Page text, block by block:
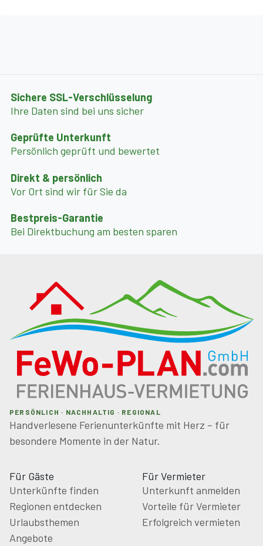
Sichere SSL-Verschlüsselung
Ihre Daten sind bei uns sicher
Geprüfte Unterkunft
Persönlich geprüft und bewertet
Direkt & persönlich
Vor Ort sind wir für Sie da
Bestpreis-Garantie
Bei Direktbuchung am besten sparen
PERSÖNLICH · NACHHALTIG · REGIONAL
Handverlesene Ferienunterkünfte mit Herz – für
besondere Momente in der Natur.
Für Gäste
Unterkünfte finden
Regionen entdecken
Urlaubsthemen
Angebote
Für Vermieter
Unterkunft anmelden
Vorteile für Vermieter
Erfolgreich vermieten